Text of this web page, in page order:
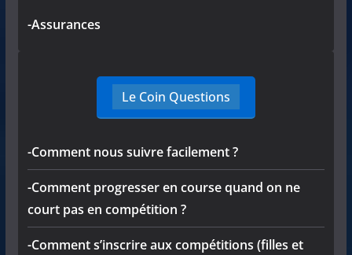
-Assurances
Le Coin Questions
-Comment nous suivre facilement ?
-Comment progresser en course quand on ne
court pas en compétition ?
-Comment s’inscrire aux compétitions (filles et